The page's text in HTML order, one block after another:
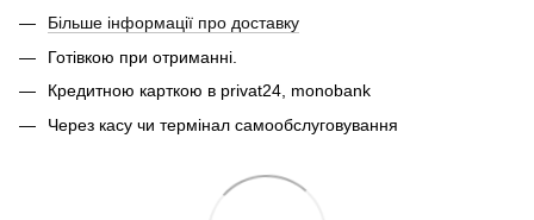
Більше інформації про доставку
Готівкою при отриманні.
Кредитною карткою в privat24, monobank
Через касу чи термінал самообслуговування